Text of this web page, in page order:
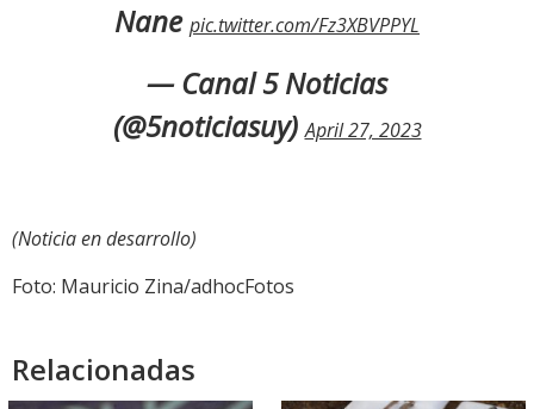
Nane pic.twitter.com/Fz3XBVPPYL
— Canal 5 Noticias
(@5noticiasuy)April 27, 2023
(Noticia en desarrollo)
Foto: Mauricio Zina/adhocFotos
Relacionadas